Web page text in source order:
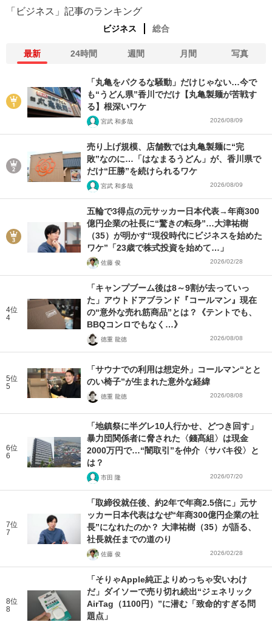
「ビジネス」記事のランキング
ビジネス 総合
最新 24時間 週間 月間 写真
「丸亀をパクるな騒動」だけじゃない…今で
も“うどん県”香川でだけ【丸亀製麺が苦戦す
る】根深いワケ
宮武 和多哉 2026/08/09
売り上げ規模、店舗数では丸亀製麺に“完
敗”なのに…「はなまるうどん」が、香川県で
だけ“圧勝”を続けられるワケ
宮武 和多哉 2026/08/09
五輪で3得点の元サッカー日本代表→年商300
億円企業の社長に“驚きの転身”…大津祐樹
（35）が明かす“現役時代にビジネスを始めた
ワケ”「23歳で株式投資を始めて…」
佐藤 俊 2026/02/28
4位
4
「キャンプブーム後は8～9割が去っていっ
た」アウトドアブランド『コールマン』現在
の“意外な売れ筋商品”とは？《テントでも、
BBQコンロでもなく…》
徳重 龍徳 2026/08/08
5位
5
「サウナでの利用は想定外」コールマン“とと
のい椅子”が生まれた意外な経緯
徳重 龍徳 2026/08/08
6位
6
「地鎮祭に半グレ10人行かせ、どつき回す」
暴力団関係者に脅された〈錢髙組〉は現金
2000万円で…“闇取引”を仲介〈サバキ役〉と
は？
市田 隆 2026/07/20
7位
7
「取締役就任後、約2年で年商2.5倍に」元サ
ッカー日本代表はなぜ“年商300億円企業の社
長”になれたのか？ 大津祐樹（35）が語る、
社長就任までの道のり
佐藤 俊 2026/02/28
8位
8
「そりゃApple純正よりめっちゃ安いわけ
だ」ダイソーで売り切れ続出“ジェネリック
AirTag（1100円）”に潜む「致命的すぎる問
題点」